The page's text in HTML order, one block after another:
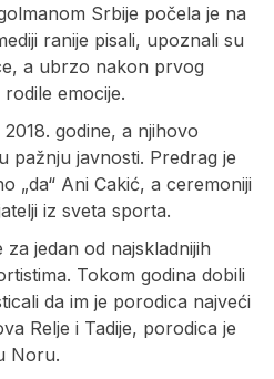
Srbije počela je na
ranije pisali, upoznali su
a ubrzo nakon prvog
emocije.
godine, a njihovo
pažnju javnosti. Predrag je
„da“ Ani Cakić, a ceremoniji
iz sveta sporta.
jedan od najskladnijih
Tokom godina dobili
da im je porodica najveći
Relje i Tadije, porodica je
Noru.